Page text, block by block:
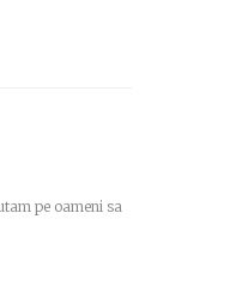
pe oameni sa